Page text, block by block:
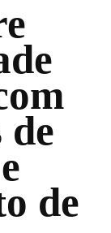
de
de